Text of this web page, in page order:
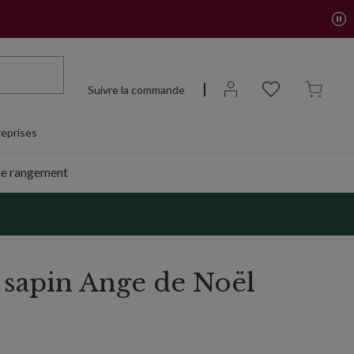
Suivre la commande
rangement
Ange de Noël